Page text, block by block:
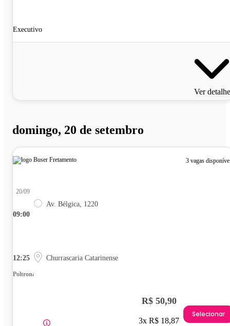
Executivo
Ver
domingo, 20 de setembro
3 vagas
09:00
20/09
Av. Bélgica, 1220
12:25 Churrascaria Catarinense
Poltrona
R$ 50,90
3x R$ 18,87
Selecionar